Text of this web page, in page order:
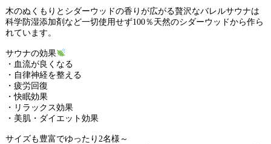
木のぬくもりとシダーウッドの香りが広がる贅沢なバレルサウナは
科学防湿添加剤など一切使用せず100％天然のシダーウッドから作ら
れています。
サウナの効果
・血流が良くなる
・自律神経を整える
・疲労回復
・快眠効果
・リラックス効果
・美肌・ダイエット効果
サイズも豊富でゆったり2名様～